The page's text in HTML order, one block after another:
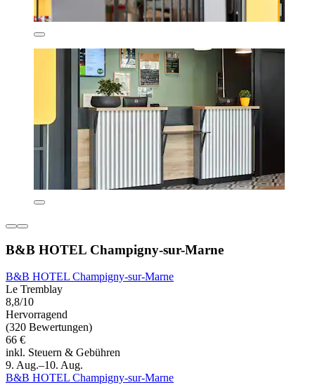
B&B HOTEL Champigny-sur-Marne
B&B HOTEL Champigny-sur-Marne
Le Tremblay
8,8/10
Hervorragend
(320 Bewertungen)
66 €
inkl. Steuern & Gebühren
9. Aug.–10. Aug.
B&B HOTEL Champigny-sur-Marne